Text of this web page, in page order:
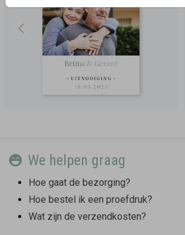
We helpen graag
Hoe gaat de bezorging?
Hoe bestel ik een proefdruk?
Wat zijn de verzendkosten?